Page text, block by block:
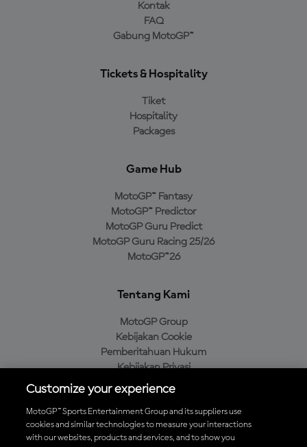
Kontak
FAQ
Gabung MotoGP™
Tickets & Hospitality
Tiket
Hospitality
Packages
Game Hub
MotoGP™ Fantasy
MotoGP™ Predictor
MotoGP Guru Predict
MotoGP Guru Racing 25/26
MotoGP™26
Tentang Kami
MotoGP Group
Kebijakan Cookie
Pemberitahuan Hukum
Kebijakan Privasi
Kebijakan Pembelian
Unduh Aplikasi Resmi MotoGP™
Customize your experience
MotoGP™ Sports Entertainment Group and its suppliers use
cookies and similar technologies to measure your interactions
with our websites, products and services, and to show you